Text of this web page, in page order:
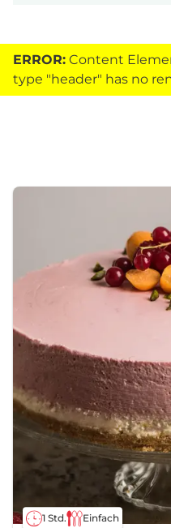
ERROR: Content
type "header" has no
1 Std. Einfach